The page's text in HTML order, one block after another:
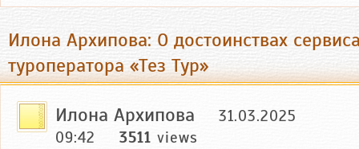
Илона Архипова: О достоинствах
туроператора «Тез Тур»
Илона Архипова
31.03.2025
09:42
3511 views